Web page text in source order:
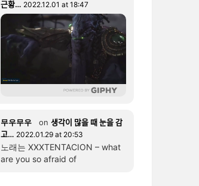
근황… 2022.12.01 at 18:47
무우무우 on 생각이 많을 때 눈을 감
고… 2022.01.29 at 20:53
노래는 XXXTENTACION – what
are you so afraid of